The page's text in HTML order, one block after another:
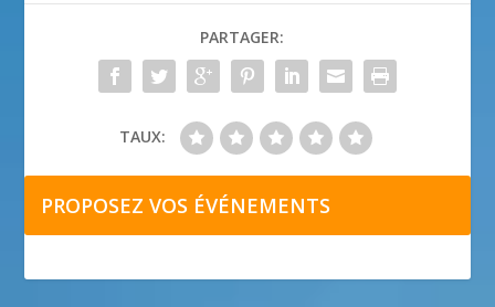
PARTAGER:
TAUX:
PROPOSEZ VOS ÉVÉNEMENTS